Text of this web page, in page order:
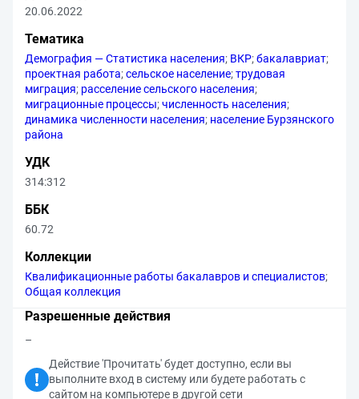
20.06.2022
Тематика
Демография — Статистика населения; ВКР;бакалавриат;
проектная работа;сельское население;трудовая
миграция; расселение сельского населения;
миграционные процессы;численность населения;
динамика численности населения; население Бурзянского
района
УДК
314:312
ББК
60.72
Коллекции
Квалификационные работы бакалавров и специалистов;
Общая коллекция
Разрешенные действия
–
Действие 'Прочитать' будет доступно, если вы
выполните вход в систему или будете работать с
сайтом на компьютере в другой сети